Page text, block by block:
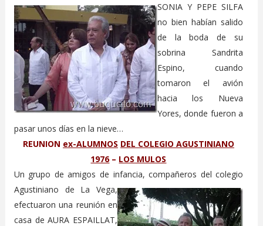
SONIA Y PEPE SILFA
no bien habían salido
de la boda de su
sobrina Sandrita
Espino, cuando
tomaron el avión
hacia los Nueva
Yores, donde fueron a
pasar unos días en la nieve…
REUNION ex-ALUMNOS DEL COLEGIO AGUSTINIANO
1976– LOS MULOS
Un grupo de amigos de infancia, compañeros del colegio
Agustiniano de La Vega,
efectuaron una reunión en
casa de AURA ESPAILLAT,